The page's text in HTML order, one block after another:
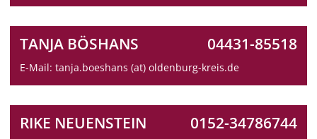
TANJA BÖSHANS 04431-85518
E-Mail: tanja.boeshans (at) oldenburg-kreis.de
RIKE NEUENSTEIN 0152-34786744